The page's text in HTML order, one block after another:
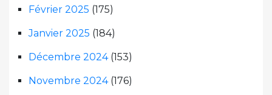
Février 2025 (175)
Janvier 2025 (184)
Décembre 2024(153)
Novembre 2024(176)